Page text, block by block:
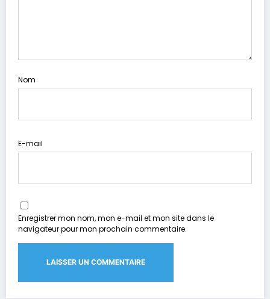
Nom
E-mail
Enregistrer mon nom, mon e-mail et mon site dans le
navigateur pour mon prochain commentaire.